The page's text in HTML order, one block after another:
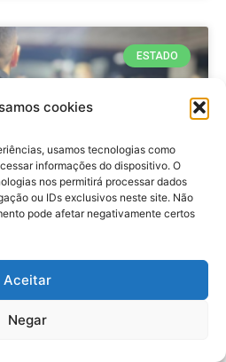
cookies
usamos tecnologias como
informações do dispositivo. O
nos permitirá processar dados
ou IDs exclusivos neste site. Não
pode afetar negativamente certos
Aceitar
Negar
ESTADO
prende cinco
tráfico de drogas
no RN